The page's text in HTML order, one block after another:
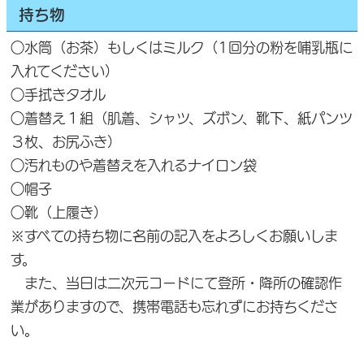
持ち物
○水筒（お茶）もしくはミルク（1回分の粉を哺乳瓶に
入れてください）
○手拭きタオル
○着替え１組（肌着、シャツ、ズボン、靴下、紙パンツ
３枚、お尻ふき）
○汚れものや着替えを入れるナイロン袋
○帽子
○靴（上履き）
※すべての持ち物に名前の記入をよろしくお願いしま
す。
また、当日は二次元コードにて登所・降所の確認作
業がありますので、携帯電話も忘れずにお持ちくださ
い。